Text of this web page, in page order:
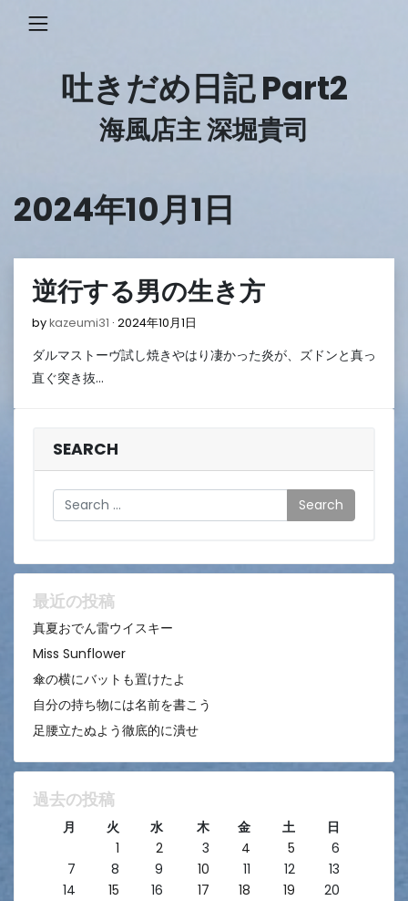
吐きだめ日記 Part2
海風店主 深堀貴司
2024年10月1日
逆行する男の生き方
bykazeumi31 2024年10月1日
10
ダルマストーヴ試し焼きやはり凄かった炎が、ズドンと真っ
直ぐ突き抜…
SEARCH
Search
最近の投稿
真夏おでん雷ウイスキー
Miss Sunflower
傘の横にバットも置けたよ
自分の持ち物には名前を書こう
足腰立たぬよう徹底的に潰せ
過去の投稿
月 火 水 木 金 土
日
1
2 3 4 5
6
7
8 9 10 11 12
13
14
15 16 17 18 19
20